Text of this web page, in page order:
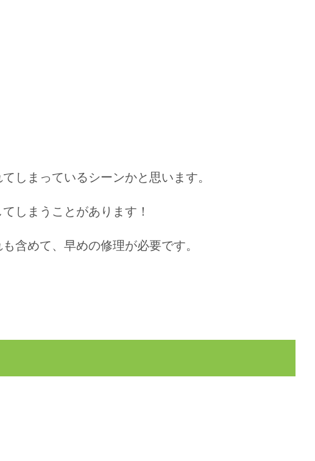
しまっているシーンかと思います。
しまうことがあります！
含めて、早めの修理が必要です。